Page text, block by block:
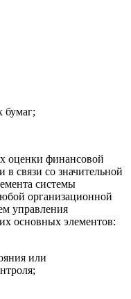
бумаг;
оценки финансовой
связи со значительной
системы
организационной
управления
основных элементов:
или